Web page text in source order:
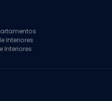
Interiores
Interiores